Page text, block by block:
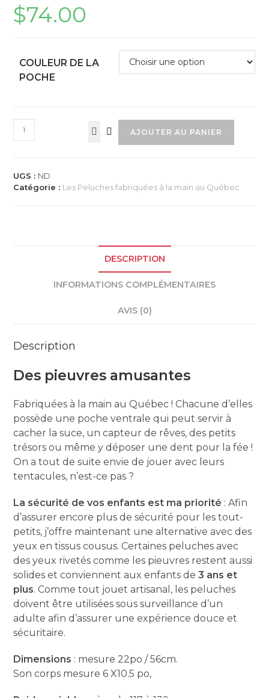
$74.00
COULEUR DE LA
POCHE
peluches
faites
AJOUTER AU PANIER
UGS : ND
Catégorie : Les Peluches fabriquées à la main au Québec
DESCRIPTION
INFORMATIONS COMPLÉMENTAIRES
AVIS (0)
Description
Des pieuvres amusantes
Fabriquées à la main au Québec ! Chacune d’elles
possède une poche ventrale qui peut servir à
cacher la suce, un capteur de rêves, des petits
trésors ou même y déposer une dent pour la fée !
On a tout de suite envie de jouer avec leurs
tentacules, n’est-ce pas ?
La sécurité de vos enfants est ma priorité : Afin
d’assurer encore plus de sécurité pour les tout-
petits, j’offre maintenant une alternative avec des
yeux en tissus cousus. Certaines peluches avec
des yeux rivetés comme les pieuvres restent aussi
solides et conviennent aux enfants de3 ans et
plus. Comme tout jouet artisanal, les peluches
doivent être utilisées sous surveillance d’un
adulte afin d’assurer une expérience douce et
sécuritaire.
Dimensions : mesure 22po / 56cm.
Son corps mesure 6 X10.5 po,